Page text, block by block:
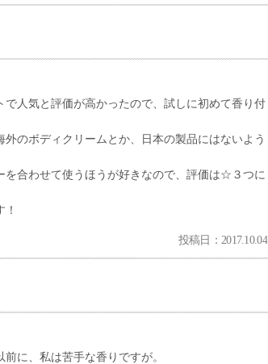
人気と評価が高かったので、試しに初めて香り付
のボディクリームとか、日本の製品にはないよう
合わせて使うほうが好きなので、評価は☆３つに
投稿日：2017.10.04
に、私は苦手な香りですが。